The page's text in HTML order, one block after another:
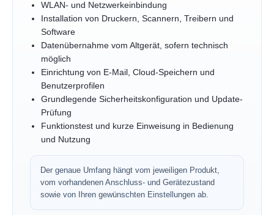
WLAN- und Netzwerkeinbindung
Installation von Druckern, Scannern, Treibern und
Software
Datenübernahme vom Altgerät, sofern technisch
möglich
Einrichtung von E-Mail, Cloud-Speichern und
Benutzerprofilen
Grundlegende Sicherheitskonfiguration und Update-
Prüfung
Funktionstest und kurze Einweisung in Bedienung
und Nutzung
Der genaue Umfang hängt vom jeweiligen Produkt,
vom vorhandenen Anschluss- und Gerätezustand
sowie von Ihren gewünschten Einstellungen ab.